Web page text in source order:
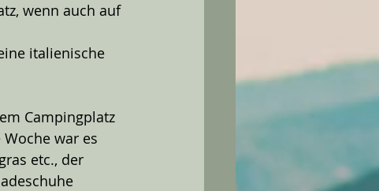
wenn auch auf
italienische
Campingplatz
war es
etc., der